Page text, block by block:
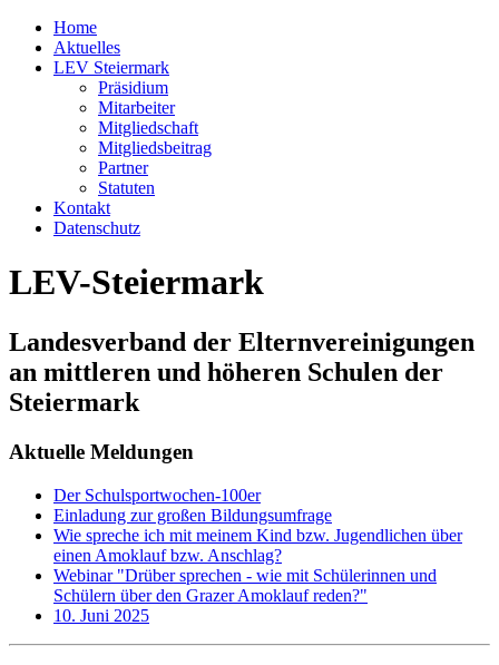
Home
Aktuelles
LEV Steiermark
Präsidium
Mitarbeiter
Mitgliedschaft
Mitgliedsbeitrag
Partner
Statuten
Kontakt
Datenschutz
LEV-Steiermark
Landesverband der Elternvereinigungen
an mittleren und höheren Schulen der
Steiermark
Aktuelle Meldungen
Der Schulsportwochen-100er
Einladung zur großen Bildungsumfrage
Wie spreche ich mit meinem Kind bzw. Jugendlichen über
einen Amoklauf bzw. Anschlag?
Webinar "Drüber sprechen - wie mit Schülerinnen und
Schülern über den Grazer Amoklauf reden?"
10. Juni 2025